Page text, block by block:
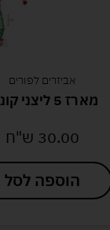
אביזרים לפורים
מארז 5 ליצני קונוס
30.00 ש"ח
הוספה לסל